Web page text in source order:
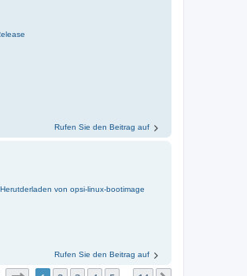
Rufen Sie den Beitrag auf
von opsi-linux-bootimage
Rufen Sie den Beitrag auf